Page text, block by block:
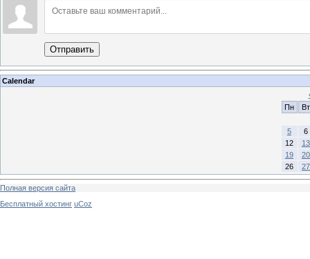
Отправить
Calendar
Пн
Вт
5
6
12
13
19
20
26
27
Полная версия сайта
Бесплатный хостинг uCoz